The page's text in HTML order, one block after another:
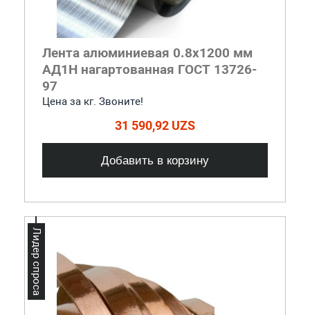
Лента алюминиевая 0.8x1200 мм
АД1Н нагартованная ГОСТ 13726-
97
Цена за кг. Звоните!
31 590,92 UZS
Добавить в корзину
Лидер спроса